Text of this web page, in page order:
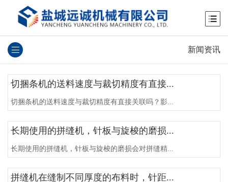
新闻资讯
切捆条机的送料速度与裁切精度有直接...
切捆条机的送料速度与裁切精度有直接关联吗？影...
长期使用的拼缝机，针板与旋梭的磨损...
长期使用的拼缝机，针板与旋梭的磨损会对拼缝精...
拼缝机在缝制不同厚度的布料时，针距...